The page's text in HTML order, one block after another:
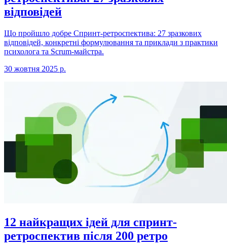
відповідей
Що пройшло добре Спринт-ретроспектива: 27 зразкових
відповідей, конкретні формулювання та приклади з практики
психолога та Scrum-майстра.
30 жовтня 2025 р.
12 найкращих ідей для спринт-
ретроспектив після 200 ретро